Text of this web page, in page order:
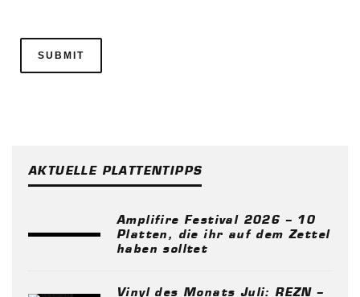
AKTUELLE PLATTENTIPPS
Amplifire Festival 2026 – 10
Platten, die ihr auf dem Zettel
haben solltet
Vinyl des Monats Juli: REZN –